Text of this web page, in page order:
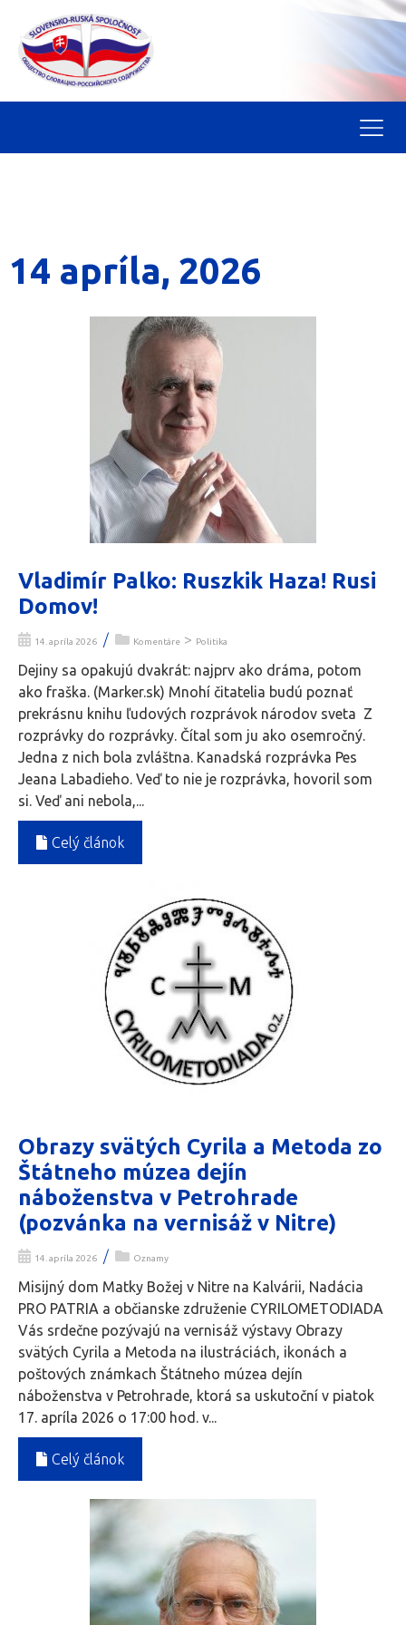
14 apríla, 2026
Vladimír Palko: Ruszkik Haza! Rusi
Domov!
14. apríla 2026 / Komentáre > Politika
Dejiny sa opakujú dvakrát: najprv ako dráma, potom
ako fraška. (Marker.sk) Mnohí čitatelia budú poznať
prekrásnu knihu ľudových rozprávok národov sveta Z
rozprávky do rozprávky. Čítal som ju ako osemročný.
Jedna z nich bola zvláštna. Kanadská rozprávka Pes
Jeana Labadieho. Veď to nie je rozprávka, hovoril som
si. Veď ani nebola,...
Celý článok
Obrazy svätých Cyrila a Metoda zo
Štátneho múzea dejín
náboženstva v Petrohrade
(pozvánka na vernisáž v Nitre)
14. apríla 2026 / Oznamy
Misijný dom Matky Božej v Nitre na Kalvárii, Nadácia
PRO PATRIA a občianske združenie CYRILOMETODIADA
Vás srdečne pozývajú na vernisáž výstavy Obrazy
svätých Cyrila a Metoda na ilustráciách, ikonách a
poštových známkach Štátneho múzea dejín
náboženstva v Petrohrade, ktorá sa uskutoční v piatok
17. apríla 2026 o 17:00 hod. v...
Celý článok